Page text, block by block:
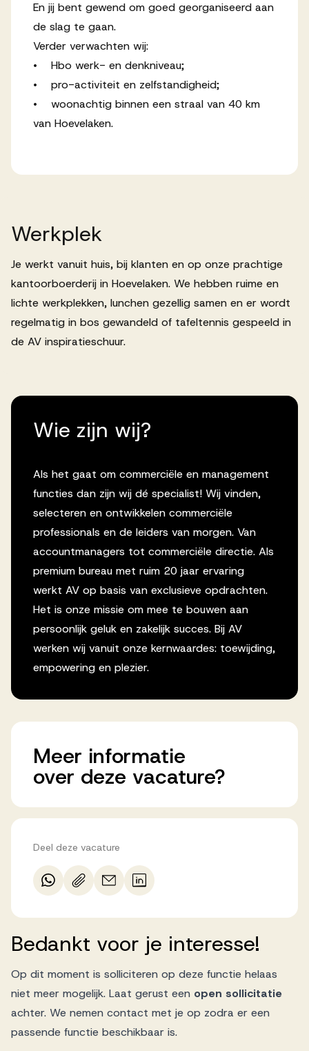
En jij bent gewend om goed georganiseerd aan
de slag te gaan.
Verder verwachten wij:
• Hbo werk- en denkniveau;
• pro-activiteit en zelfstandigheid;
• woonachtig binnen een straal van 40 km
van Hoevelaken.
Werkplek
Je werkt vanuit huis, bij klanten en op onze prachtige
kantoorboerderij in Hoevelaken. We hebben ruime en
lichte werkplekken, lunchen gezellig samen en er wordt
regelmatig in bos gewandeld of tafeltennis gespeeld in
de AV inspiratieschuur.
Wie zijn wij?
Als het gaat om commerciële en management
functies dan zijn wij dé specialist! Wij vinden,
selecteren en ontwikkelen commerciële
professionals en de leiders van morgen. Van
accountmanagers tot commerciële directie. Als
premium bureau met ruim 20 jaar ervaring
werkt AV op basis van exclusieve opdrachten.
Het is onze missie om mee te bouwen aan
persoonlijk geluk en zakelijk succes. Bij AV
werken wij vanuit onze kernwaardes: toewijding,
empowering en plezier.
Meer informatie
over deze vacature?
Deel deze vacature
Bedankt voor je interesse!
Op dit moment is solliciteren op deze functie helaas
niet meer mogelijk. Laat gerust een open sollicitatie
achter. We nemen contact met je op zodra er een
passende functie beschikbaar is.